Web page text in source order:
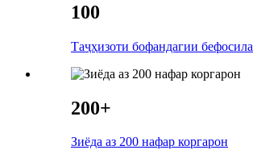
100
Таҷҳизоти бофандагии бефосила
200+
Зиёда аз 200 нафар коргарон